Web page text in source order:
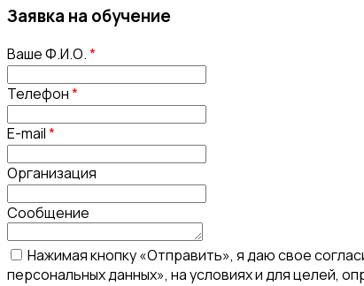
Заявка на обучение
Ваше Ф.И.О.*
Телефон*
E-mail*
Организация
Сообщение
Нажимая кнопку «Отправить», я даю свое
персональных данных», на условиях и для целей,